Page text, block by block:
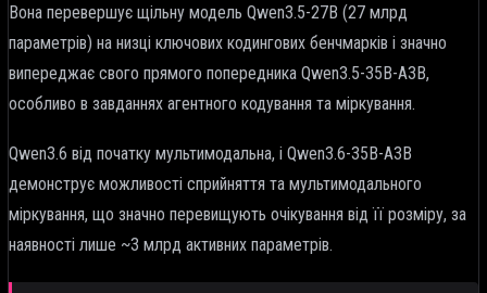
Вона перевершує щільну модель Qwen3.5-27B (27 млрд
параметрів) на низці ключових кодингових бенчмарків і значно
випереджає свого прямого попередника Qwen3.5-35B-A3B,
особливо в завданнях агентного кодування та міркування.
Qwen3.6 від початку мультимодальна, і Qwen3.6-35B-A3B
демонструє можливості сприйняття та мультимодального
міркування, що значно перевищують очікування від її розміру, за
наявності лише ~3 млрд активних параметрів.